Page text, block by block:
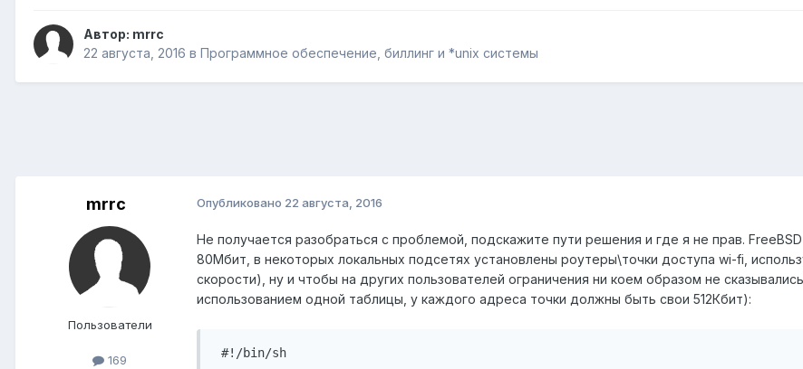
Автор: mrrc
22 августа, 2016 в Программное обеспечение, биллинг и *unix системы
mrrc
Пользователи
169
Опубликовано 22 августа, 2016
Не получается разобраться с проблемой, подскажите пути решения и где я не прав.
80Мбит, в некоторых локальных подсетях установлены роутеры\точки доступа wi-fi,
скорости), ну и чтобы на других пользователей ограничения ни коем образом не
использованием одной таблицы, у каждого адреса точки должны быть свои 512Кбит):
#!/bin/sh